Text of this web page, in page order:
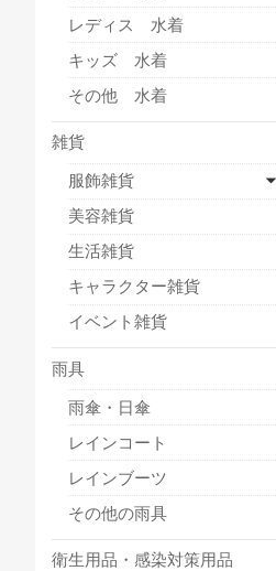
レディス 水着
キッズ 水着
その他 水着
雑貨
服飾雑貨
美容雑貨
生活雑貨
キャラクター雑貨
イベント雑貨
雨具
雨傘・日傘
レインコート
レインブーツ
その他の雨具
衛生用品・感染対策用品